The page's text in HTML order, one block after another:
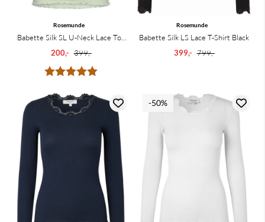
Karakter:
Rosemunde
Babette Silk SL U-Neck Lace Top
Green Lily
200,- 399,-
Rosemunde
Babette Silk LS Lace T-Shirt Black
399,- 799,-
-50%